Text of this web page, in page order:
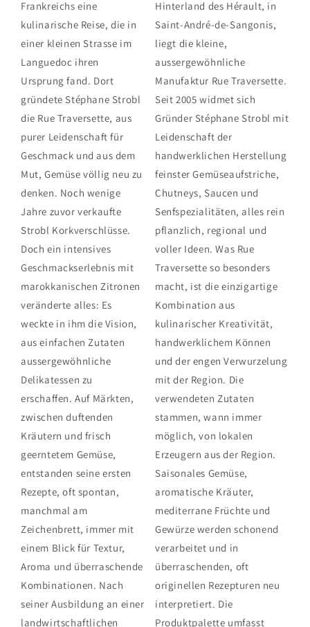
Frankreichs eine
kulinarische Reise, die in
einer kleinen Strasse im
Languedoc ihren
Ursprung fand. Dort
gründete Stéphane Strobl
die Rue Traversette, aus
purer Leidenschaft für
Geschmack und aus dem
Mut, Gemüse völlig neu zu
denken. Noch wenige
Jahre zuvor verkaufte
Strobl Korkverschlüsse.
Doch ein intensives
Geschmackserlebnis mit
marokkanischen Zitronen
veränderte alles: Es
weckte in ihm die Vision,
aus einfachen Zutaten
aussergewöhnliche
Delikatessen zu
erschaffen. Auf Märkten,
zwischen duftenden
Kräutern und frisch
geerntetem Gemüse,
entstanden seine ersten
Rezepte, oft spontan,
manchmal am
Zeichenbrett, immer mit
einem Blick für Textur,
Aroma und überraschende
Kombinationen. Nach
seiner Ausbildung an einer
landwirtschaftlichen
Hinterland des Hérault, in
Saint-André-de-Sangonis,
liegt die kleine,
aussergewöhnliche
Manufaktur Rue Traversette.
Seit 2005 widmet sich
Gründer Stéphane Strobl mit
Leidenschaft der
handwerklichen Herstellung
feinster Gemüseaufstriche,
Chutneys, Saucen und
Senfspezialitäten, alles rein
pflanzlich, regional und
voller Ideen. Was Rue
Traversette so besonders
macht, ist die einzigartige
Kombination aus
kulinarischer Kreativität,
handwerklichem Können
und der engen Verwurzelung
mit der Region. Die
verwendeten Zutaten
stammen, wann immer
möglich, von lokalen
Erzeugern aus der Region.
Saisonales Gemüse,
aromatische Kräuter,
mediterrane Früchte und
Gewürze werden schonend
verarbeitet und in
überraschenden, oft
originellen Rezepturen neu
interpretiert. Die
Produktpalette umfasst